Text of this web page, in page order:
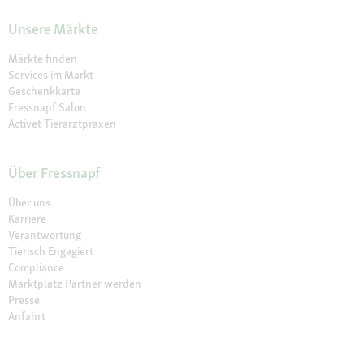
Unsere Märkte
Märkte finden
Services im Markt
Geschenkkarte
Fressnapf Salon
Activet Tierarztpraxen
Über Fressnapf
Über uns
Karriere
Verantwortung
Tierisch Engagiert
Compliance
Marktplatz Partner werden
Presse
Anfahrt